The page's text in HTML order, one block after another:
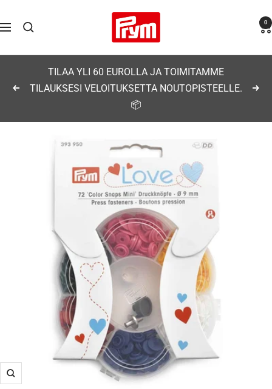
sisältöön
Navigaatio
Prym 0
Edellinen
TILAA YLI 60 EUROLLA JA TOIMITAMME
TILAUKSESI VELOITUKSETTA NOUTOPISTEELLE.
📦
Suurenna